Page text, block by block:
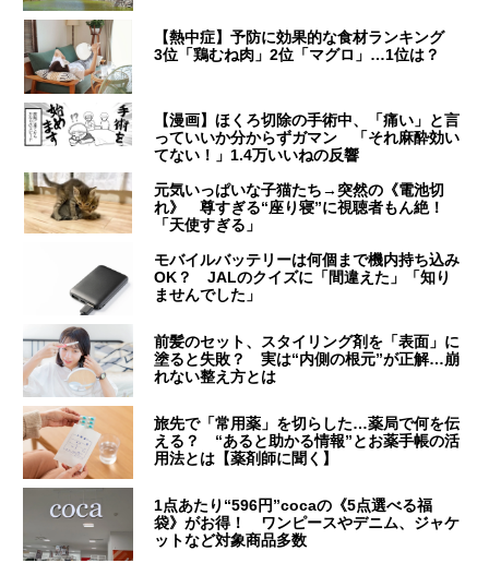
【熱中症】予防に効果的な食材ランキング
3位「鶏むね肉」2位「マグロ」…1位は？
【漫画】ほくろ切除の手術中、「痛い」と言
っていいか分からずガマン 「それ麻酔効い
てない！」1.4万いいねの反響
元気いっぱいな子猫たち→突然の《電池切
れ》 尊すぎる“座り寝”に視聴者もん絶！
「天使すぎる」
モバイルバッテリーは何個まで機内持ち込み
OK？ JALのクイズに「間違えた」「知り
ませんでした」
前髪のセット、スタイリング剤を「表面」に
塗ると失敗？ 実は“内側の根元”が正解…崩
れない整え方とは
旅先で「常用薬」を切らした…薬局で何を伝
える？ “あると助かる情報”とお薬手帳の活
用法とは【薬剤師に聞く】
1点あたり“596円”cocaの《5点選べる福
袋》がお得！ ワンピースやデニム、ジャケ
ットなど対象商品多数